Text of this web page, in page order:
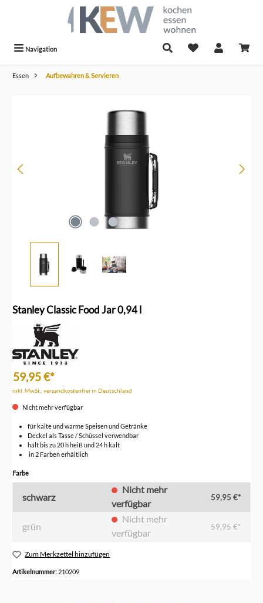
Navigation
Essen Aufbewahren & Servieren
Stanley Classic Food Jar 0,94 l
59,95 €*
inkl. MwSt., versandkostenfrei in Deutschland
Nicht mehr verfügbar
für kalte und warme Speisen und Getränke
Deckel als Tasse / Schüssel verwendbar
hält bis zu 20 h heiß und 24 h kalt
in 2 Farben erhältlich
Farbeauswählen
schwarz
verfügbar
59,95 €*
grün
verfügbar
59,95 €*
Zum Merkzettel hinzufügen
Artikelnummer: 210209